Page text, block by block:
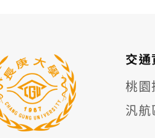
交
桃
汎